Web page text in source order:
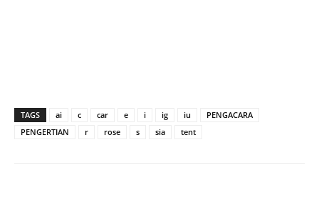
TAGS ai c car e i ig iu
PENGACARA
PENGERTIAN
r rose s sia tent